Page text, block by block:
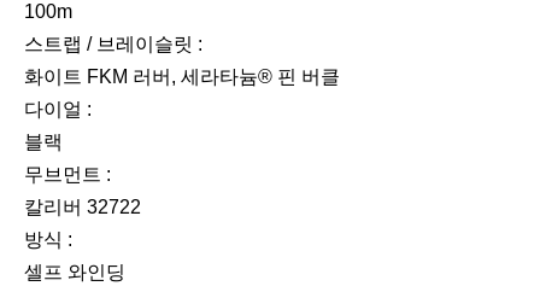
100m
스트랩 / 브레이슬릿 :
화이트 FKM 러버, 세라타늄® 핀 버클
다이얼 :
블랙
무브먼트 :
칼리버 32722
방식 :
셀프 와인딩